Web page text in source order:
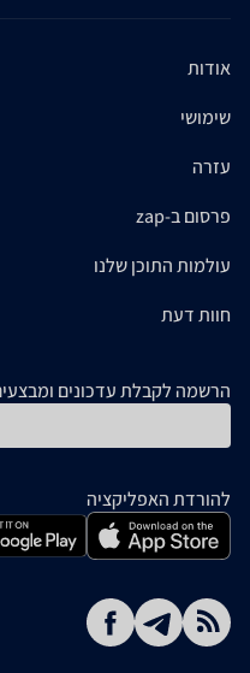
אודות
שימושי
עזרה
פרסום ב-zap
עולמות התוכן שלנו
חוות דעת
הרשמה לקבלת עדכונים
להורדת האפליקציה